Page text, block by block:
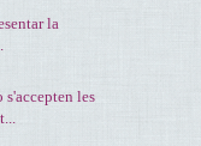
la
les